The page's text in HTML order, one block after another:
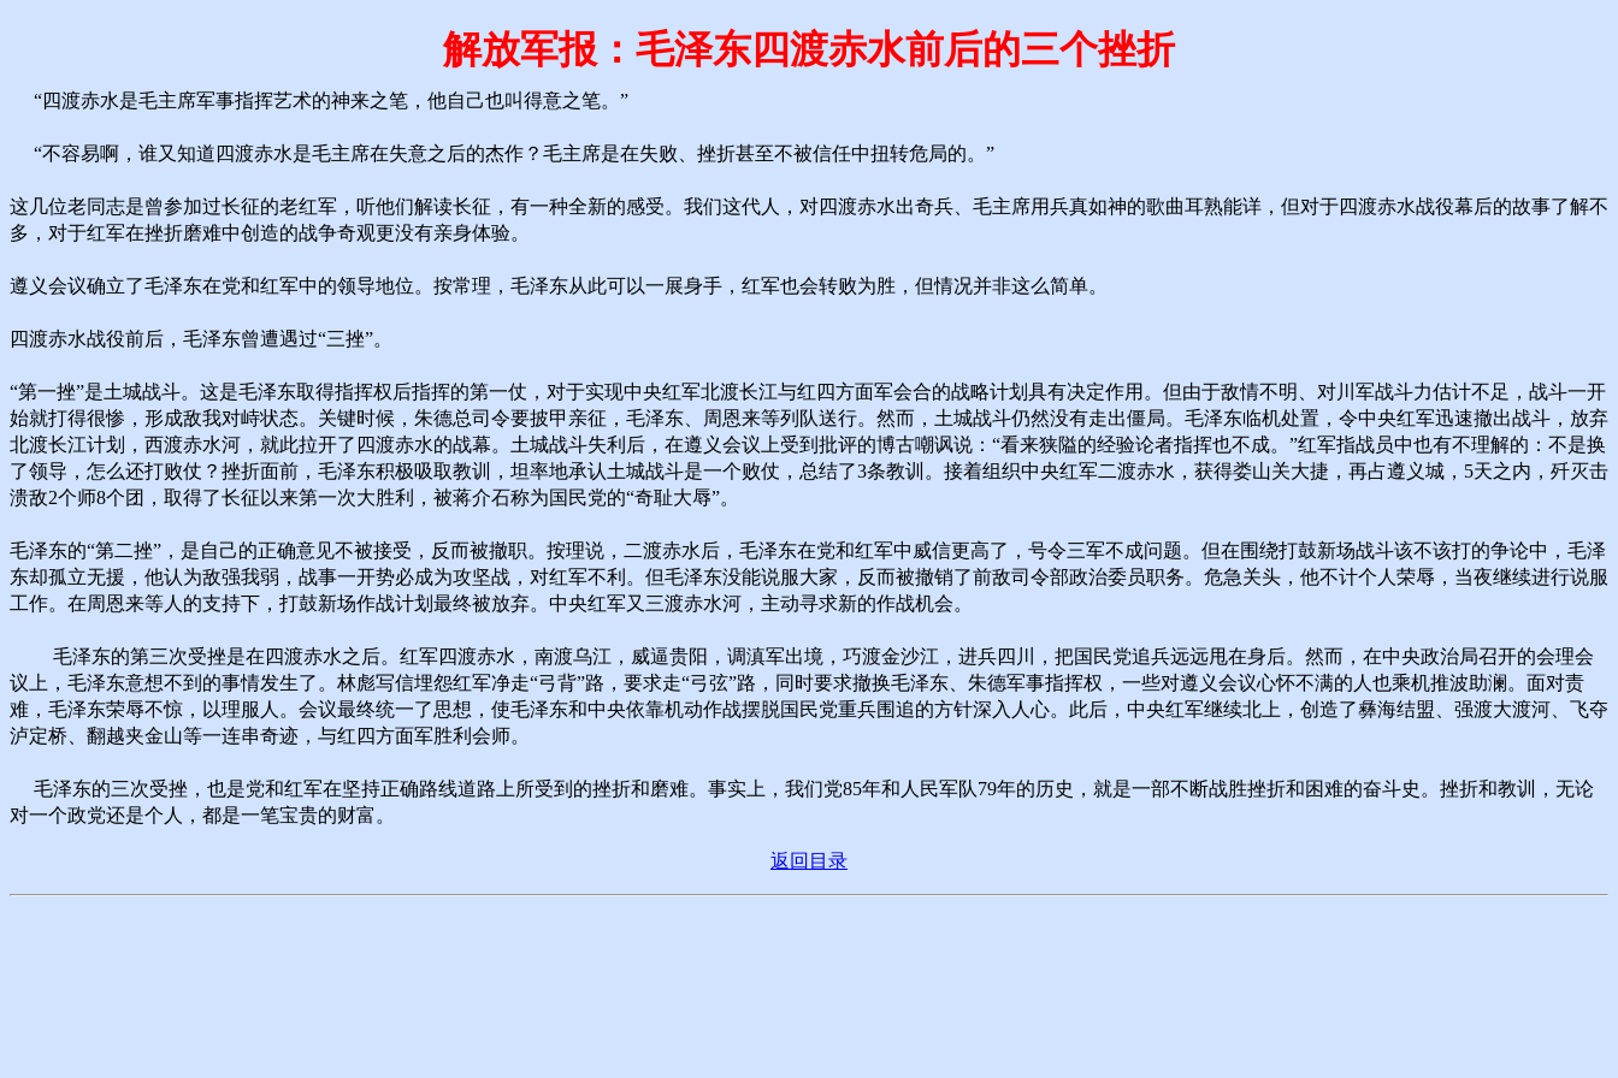
解放军报：毛泽东四渡赤水前后的三个挫折
“四渡赤水是毛主席军事指挥艺术的神来之笔，他自己也叫得意之笔。”
“不容易啊，谁又知道四渡赤水是毛主席在失意之后的杰作？毛主席是在失败、挫折甚至不被信任中扭转危局的。”
这几位老同志是曾参加过长征的老红军，听他们解读长征，有一种全新的感受。我们这代人，对四渡赤水出奇兵、毛主席用兵真如神的歌曲耳熟能详，但对于四渡赤水战役幕后的故事了解不
多，对于红军在挫折磨难中创造的战争奇观更没有亲身体验。
遵义会议确立了毛泽东在党和红军中的领导地位。按常理，毛泽东从此可以一展身手，红军也会转败为胜，但情况并非这么简单。
四渡赤水战役前后，毛泽东曾遭遇过“三挫”。
“第一挫”是土城战斗。这是毛泽东取得指挥权后指挥的第一仗，对于实现中央红军北渡长江与红四方面军会合的战略计划具有决定作用。但由于敌情不明、对川军战斗力估计不足，战斗一开
始就打得很惨，形成敌我对峙状态。关键时候，朱德总司令要披甲亲征，毛泽东、周恩来等列队送行。然而，土城战斗仍然没有走出僵局。毛泽东临机处置，令中央红军迅速撤出战斗，放弃
北渡长江计划，西渡赤水河，就此拉开了四渡赤水的战幕。土城战斗失利后，在遵义会议上受到批评的博古嘲讽说：“看来狭隘的经验论者指挥也不成。”红军指战员中也有不理解的：不是换
了领导，怎么还打败仗？挫折面前，毛泽东积极吸取教训，坦率地承认土城战斗是一个败仗，总结了3条教训。接着组织中央红军二渡赤水，获得娄山关大捷，再占遵义城，5天之内，歼灭击
溃敌2个师8个团，取得了长征以来第一次大胜利，被蒋介石称为国民党的“奇耻大辱”。
毛泽东的“第二挫”，是自己的正确意见不被接受，反而被撤职。按理说，二渡赤水后，毛泽东在党和红军中威信更高了，号令三军不成问题。但在围绕打鼓新场战斗该不该打的争论中，毛泽
东却孤立无援，他认为敌强我弱，战事一开势必成为攻坚战，对红军不利。但毛泽东没能说服大家，反而被撤销了前敌司令部政治委员职务。危急关头，他不计个人荣辱，当夜继续进行说服
工作。在周恩来等人的支持下，打鼓新场作战计划最终被放弃。中央红军又三渡赤水河，主动寻求新的作战机会。
毛泽东的第三次受挫是在四渡赤水之后。红军四渡赤水，南渡乌江，威逼贵阳，调滇军出境，巧渡金沙江，进兵四川，把国民党追兵远远甩在身后。然而，在中央政治局召开的会理会
议上，毛泽东意想不到的事情发生了。林彪写信埋怨红军净走“弓背”路，要求走“弓弦”路，同时要求撤换毛泽东、朱德军事指挥权，一些对遵义会议心怀不满的人也乘机推波助澜。面对责
难，毛泽东荣辱不惊，以理服人。会议最终统一了思想，使毛泽东和中央依靠机动作战摆脱国民党重兵围追的方针深入人心。此后，中央红军继续北上，创造了彝海结盟、强渡大渡河、飞夺
泸定桥、翻越夹金山等一连串奇迹，与红四方面军胜利会师。
毛泽东的三次受挫，也是党和红军在坚持正确路线道路上所受到的挫折和磨难。事实上，我们党85年和人民军队79年的历史，就是一部不断战胜挫折和困难的奋斗史。挫折和教训，无论
对一个政党还是个人，都是一笔宝贵的财富。
返回目录